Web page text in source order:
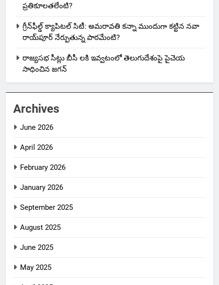
ప్రతికూలతలేంటి?
గ్రీన్‌ఫీల్డ్ క్యాపిటల్ సిటీ: అమరావతి కన్నా ముందుగా కట్టిన నవా
రాయ్‌పూర్ నేర్పుతున్న పాఠమేంటి?
రాజ్యసభ సీట్లు బీసీ లకి ఇవ్వటంలో తెలుగుదేశంపై పైచెయ
సాధించిన జగన్
Archives
June 2026
April 2026
February 2026
January 2026
September 2025
August 2025
June 2025
May 2025